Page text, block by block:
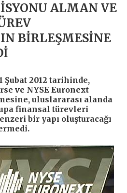
ALMAN VE
BİRLEŞMESİNE
Şubat 2012 tarihinde,
ve NYSE Euronext
uluslararası alanda
finansal türevleri
bir yapı oluşturacağı